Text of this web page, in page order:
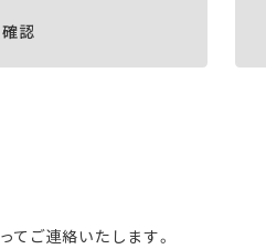
確認
てご連絡いたします。